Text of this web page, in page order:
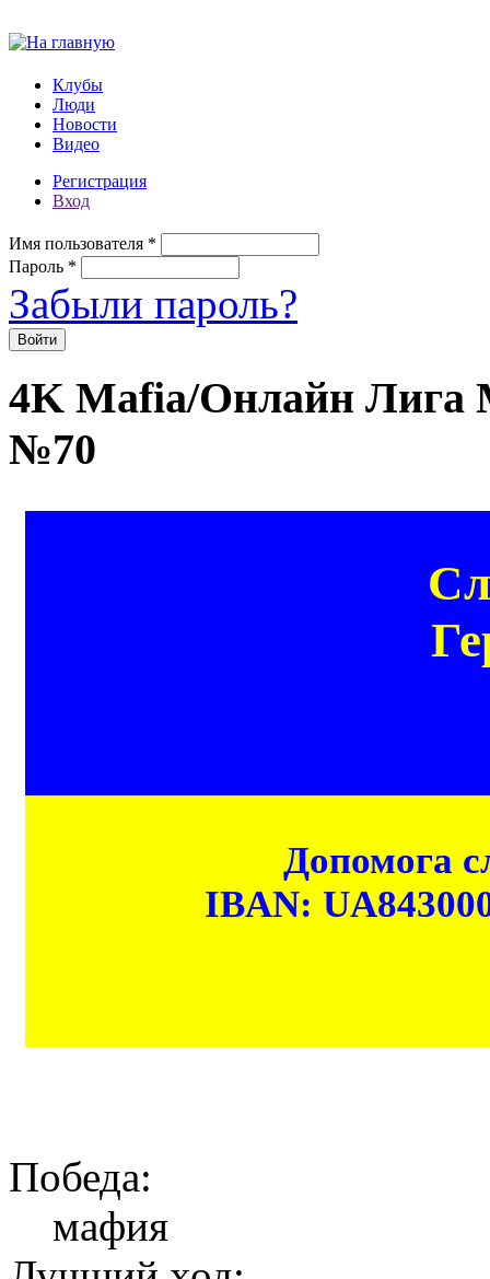
Клубы
Люди
Новости
Видео
Регистрация
Вход
Имя пользователя *
Пароль *
Забыли пароль?
4K Mafia/Онлайн Лига
№70
Допомога
IBAN:
Победа:
мафия